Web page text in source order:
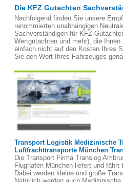
Die KFZ Gutachten
Nachfolgend finden Sie unsere
renommierten unabhängigen
Sachverständigen für KFZ
Wertgutachten und mehr), die
einfach nicht auf den Kosten Ihres
Sie den Wert Ihres Fahrzeuges
Transport Logistik Medizinische
Luftfrachttransporte München
Die Transport Firma Translog
Flughafen München liefert und
Dabei werden kleine und große